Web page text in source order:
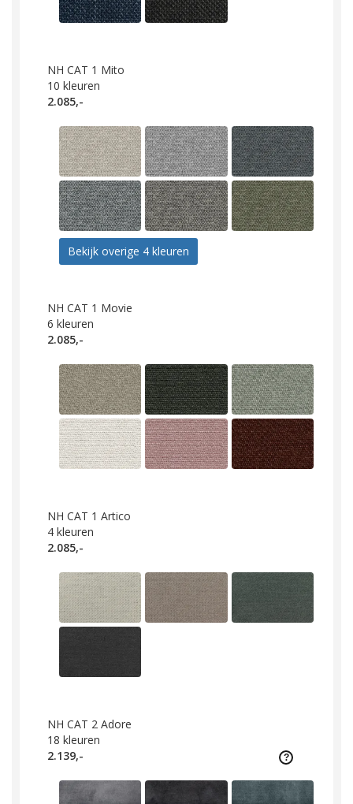
NH CAT 1 Mito
10 kleuren
2.085,-
Bekijk overige 4 kleuren
NH CAT 1 Movie
6 kleuren
2.085,-
NH CAT 1 Artico
4 kleuren
2.085,-
NH CAT 2 Adore
18 kleuren
2.139,-